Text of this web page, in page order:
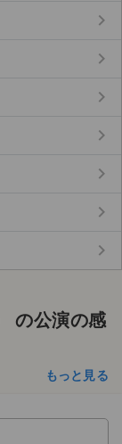
keyboard_arrow_right
keyboard_arrow_right
keyboard_arrow_right
keyboard_arrow_right
keyboard_arrow_right
keyboard_arrow_right
keyboard_arrow_right
の公演の感
もっと見る